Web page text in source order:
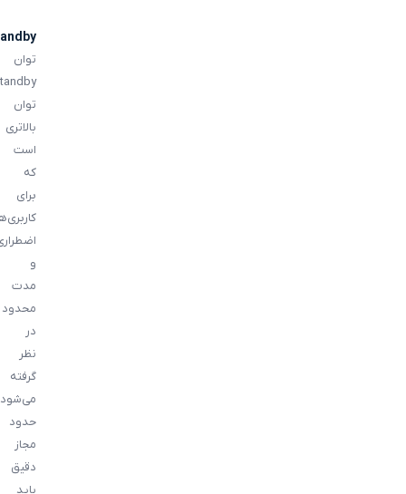
توان
توان
بالاتری
است
که
برای
و
مدت
محدود
در
نظر
گرفته
حدود
مجاز
دقیق
باید